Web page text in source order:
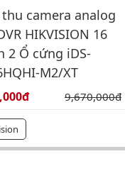
camera analog
HIKVISION 16
2 Ổ cứng iDS-
M2/XT
Giá gốc:
9,670,000đ